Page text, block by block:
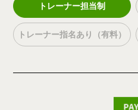
トレーナー担当制
トレーナー指名あり（有料）